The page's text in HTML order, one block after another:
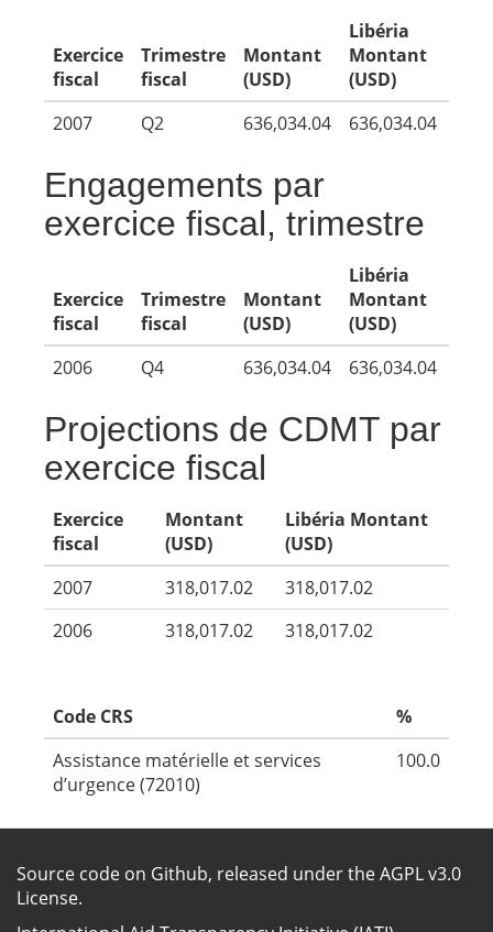
Exercice
fiscal
Trimestre
fiscal
Montant
(USD)
Libéria
Montant
(USD)
2007
Q2 636,034.04 636,034.04
Engagements par
exercice fiscal, trimestre
Exercice
fiscal
Trimestre
fiscal
Montant
(USD)
Libéria
Montant
(USD)
2006
Q4 636,034.04 636,034.04
Projections de CDMT par
exercice fiscal
Exercice
fiscal
Montant
(USD)
Libéria Montant
(USD)
2007
318,017.02
318,017.02
2006
318,017.02 318,017.02
Code CRS
%
Assistance matérielle et services
d’urgence (72010)
100.0
Source code on Github, released under theAGPL v3.0
License.